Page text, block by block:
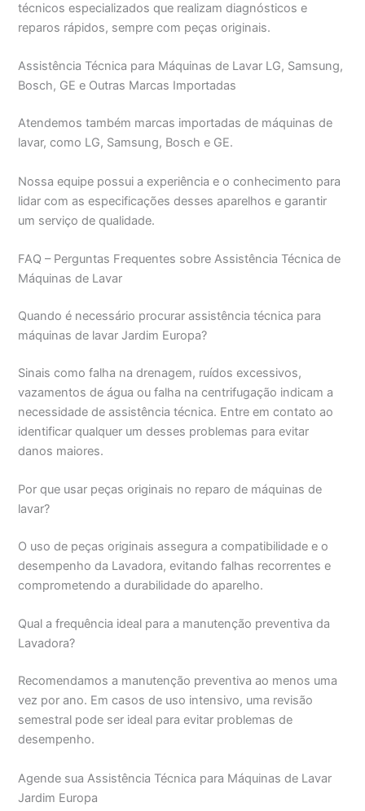
técnicos especializados que realizam diagnósticos e
reparos rápidos, sempre com peças originais.
Assistência Técnica para Máquinas de Lavar LG, Samsung,
Bosch, GE e Outras Marcas Importadas
Atendemos também marcas importadas de máquinas de
lavar, como LG, Samsung, Bosch e GE.
Nossa equipe possui a experiência e o conhecimento para
lidar com as especificações desses aparelhos e garantir
um serviço de qualidade.
FAQ – Perguntas Frequentes sobre Assistência Técnica de
Máquinas de Lavar
Quando é necessário procurar assistência técnica para
máquinas de lavar Jardim Europa?
Sinais como falha na drenagem, ruídos excessivos,
vazamentos de água ou falha na centrifugação indicam a
necessidade de assistência técnica. Entre em contato ao
identificar qualquer um desses problemas para evitar
danos maiores.
Por que usar peças originais no reparo de máquinas de
lavar?
O uso de peças originais assegura a compatibilidade e o
desempenho da Lavadora, evitando falhas recorrentes e
comprometendo a durabilidade do aparelho.
Qual a frequência ideal para a manutenção preventiva da
Lavadora?
Recomendamos a manutenção preventiva ao menos uma
vez por ano. Em casos de uso intensivo, uma revisão
semestral pode ser ideal para evitar problemas de
desempenho.
Agende sua Assistência Técnica para Máquinas de Lavar
Jardim Europa